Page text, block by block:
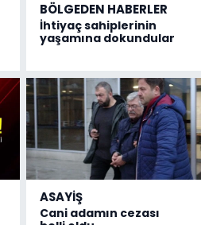
BÖLGEDEN HABERLER
İhtiyaç sahiplerinin
yaşamına dokundular
ASAYİŞ
Cani adamın cezası